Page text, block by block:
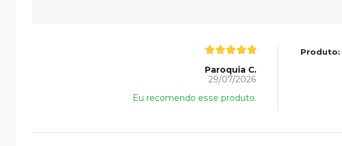
Paroquia C.
29/07/2026
Eu recomendo esse produto.
Produto: